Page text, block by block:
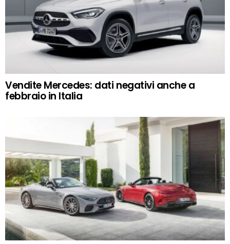
Vendite Mercedes: dati negativi anche a
febbraio in Italia